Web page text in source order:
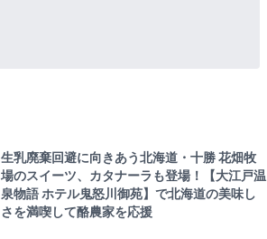
生乳廃棄回避に向きあう北海道・十勝 花畑牧
場のスイーツ、カタナーラも登場！【大江戸温
泉物語 ホテル鬼怒川御苑】で北海道の美味し
さを満喫して酪農家を応援